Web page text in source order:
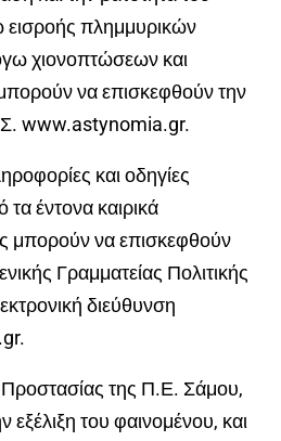
εισροής πλημμυρικών
χιονοπτώσεων και
να επισκεφθούν την
www.astynomia.gr.
και οδηγίες
έντονα καιρικά
μπορούν να επισκεφθούν
Γραμματείας Πολιτικής
διεύθυνση
της Π.Ε. Σάμου,
του φαινομένου, και